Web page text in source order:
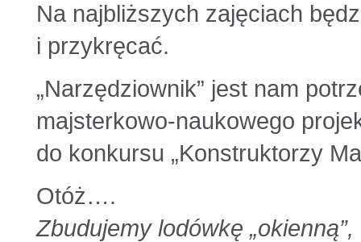
Na najbliższych zajęciach
i przykręcać.
„Narzędziownik” jest nam
majsterkowo-naukowego
do konkursu „Konstruktorzy
Otóż….
Zbudujemy lodówkę